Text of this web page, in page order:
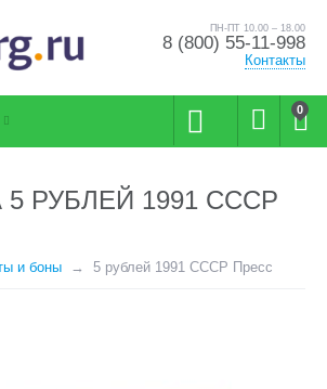
ПН-ПТ 10.00 – 18.00
8 (800) 55-11-998
Контакты
0
РУБЛЕЙ 1991 СССР
и боны 5 рублей 1991 СССР Пресс